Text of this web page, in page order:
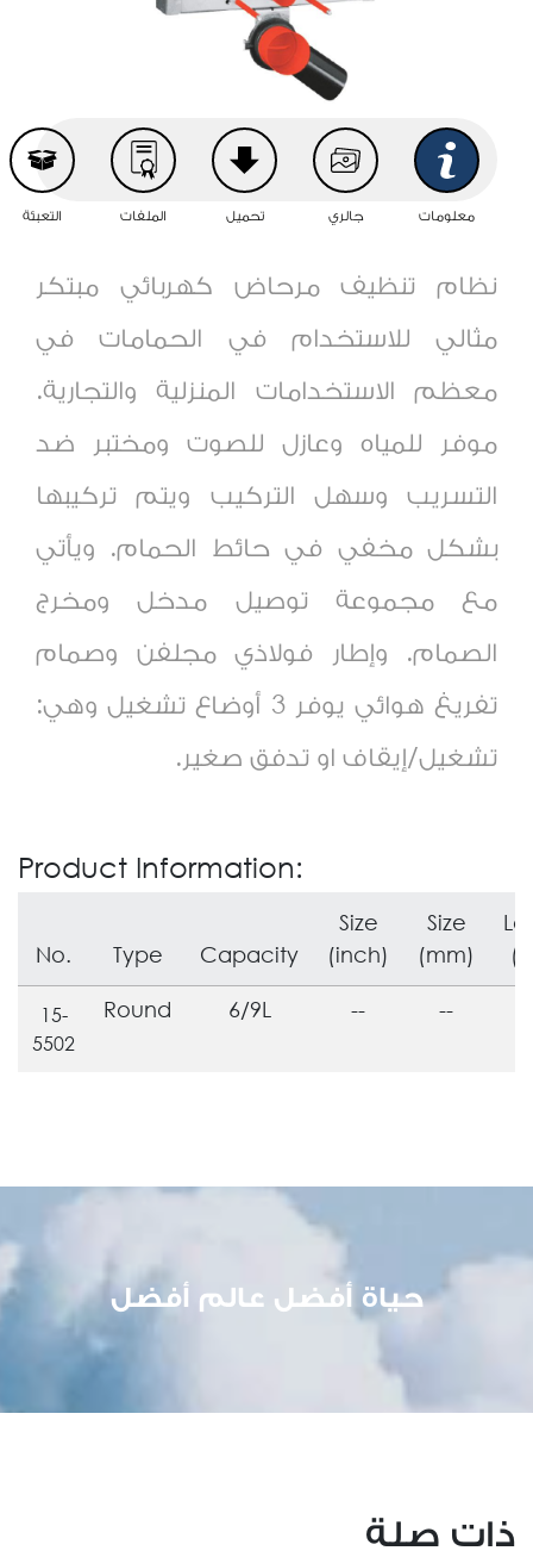
معلومات جالري تحميل الملفات التعبئة
نظام تنظيف مرحاض كهربائي مبتكر
مثالي للاستخدام في الحمامات في
معظم الاستخدامات المنزلية والتجارية.
موفر للمياه وعازل للصوت ومختبر ضد
التسريب
وسهل التركيب ويتم تركيبها
بشكل مخفي في حائط الحمام. ويأتي
مع مجموعة توصيل مدخل ومخرج
الصمام. وإطار فولاذي مجلفن وصمام
تفريغ هوائي يوفر 3 أوضاع تشغيل وهي:
تشغيل/إيقاف او تدفق صغير.
Product Information:
No. Type Capacity
Size
(inch)
Size
(mm)
15-
5502
Round 6/9L -- --
حياة أفضل عالم أفضل
ذات صلة